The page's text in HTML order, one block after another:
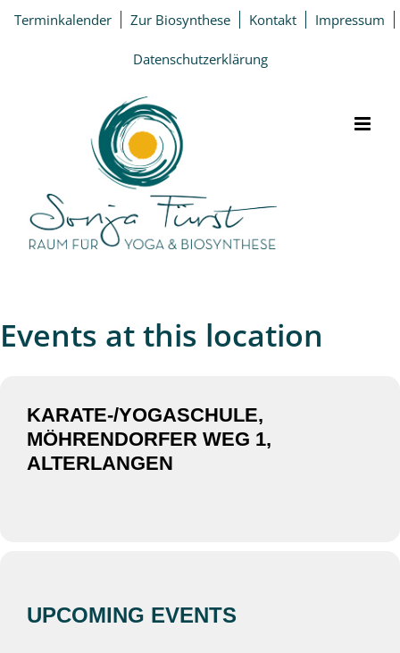
Zum
Inhalt
Terminkalender Zur Biosynthese Kontakt Impressum
Datenschutzerklärung
Events at this location
KARATE-/YOGASCHULE,
MÖHRENDORFER WEG 1,
ALTERLANGEN
UPCOMING EVENTS